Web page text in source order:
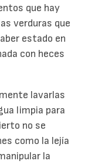
que hay
verduras que
estado en
con heces
lavarlas
limpia para
no se
como la lejía
la